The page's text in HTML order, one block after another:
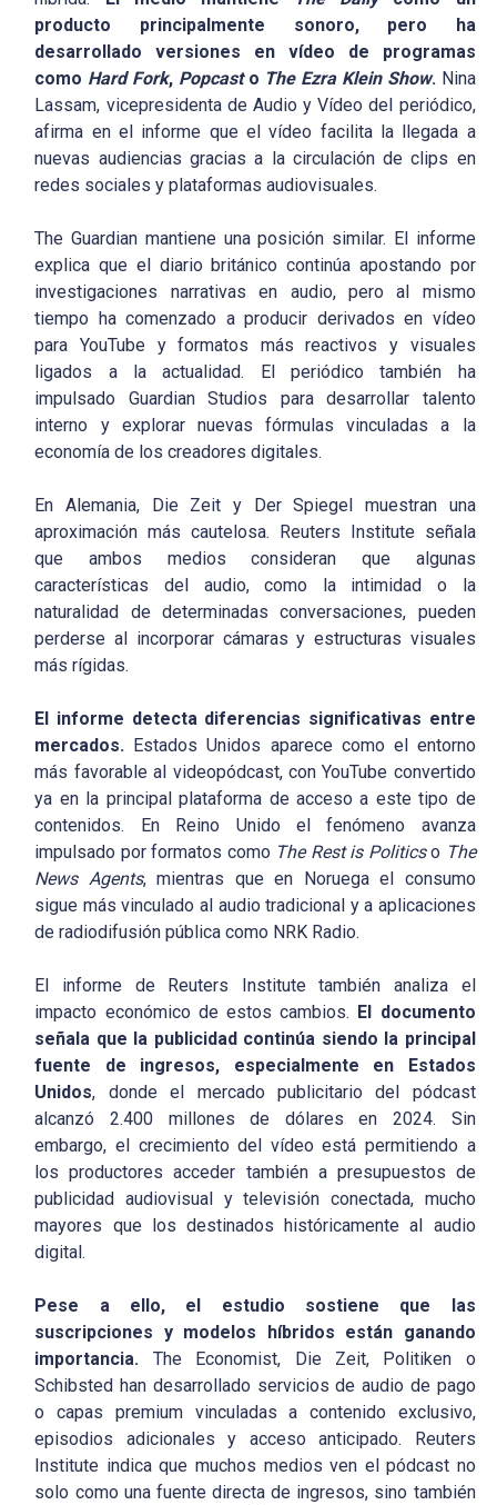
producto principalmente sonoro, pero ha
desarrollado versiones en vídeo de programas
como Hard Fork, Popcasto The Ezra Klein Show.Nina
Lassam, vicepresidenta de Audio y Vídeo del periódico,
afirma en el informe que el vídeo facilita la llegada a
nuevas audiencias gracias a la circulación de clips en
redes sociales y plataformas audiovisuales.
The Guardian mantiene una posición similar. El informe
explica que el diario británico continúa apostando por
investigaciones narrativas en audio, pero al mismo
tiempo ha comenzado a producir derivados en vídeo
para YouTube y formatos más reactivos y visuales
ligados a la actualidad. El periódico también ha
impulsado Guardian Studios para desarrollar talento
interno y explorar nuevas fórmulas vinculadas a la
economía de los creadores digitales.
En Alemania, Die Zeit y Der Spiegel muestran una
aproximación más cautelosa. Reuters Institute señala
que ambos medios consideran que algunas
características del audio, como la intimidad o la
naturalidad de determinadas conversaciones, pueden
perderse al incorporar cámaras y estructuras visuales
más rígidas.
El informe detecta diferencias significativas entre
mercados. Estados Unidos aparece como el entorno
más favorable al videopódcast, con YouTube convertido
ya en la principal plataforma de acceso a este tipo de
contenidos. En Reino Unido el fenómeno avanza
impulsado por formatos como The Rest is Politicso The
News Agents, mientras que en Noruega el consumo
sigue más vinculado al audio tradicional y a aplicaciones
de radiodifusión pública como NRK Radio.
El informe de Reuters Institute también analiza el
impacto económico de estos cambios. El documento
señala que la publicidad continúa siendo la principal
fuente de ingresos, especialmente en Estados
Unidos, donde el mercado publicitario del pódcast
alcanzó 2.400 millones de dólares en 2024. Sin
embargo, el crecimiento del vídeo está permitiendo a
los productores acceder también a presupuestos de
publicidad audiovisual y televisión conectada, mucho
mayores que los destinados históricamente al audio
digital.
Pese a ello, el estudio sostiene que las
suscripciones y modelos híbridos están ganando
importancia. The Economist, Die Zeit, Politiken o
Schibsted han desarrollado servicios de audio de pago
o capas premium vinculadas a contenido exclusivo,
episodios adicionales y acceso anticipado. Reuters
Institute indica que muchos medios ven el pódcast no
solo como una fuente directa de ingresos, sino también